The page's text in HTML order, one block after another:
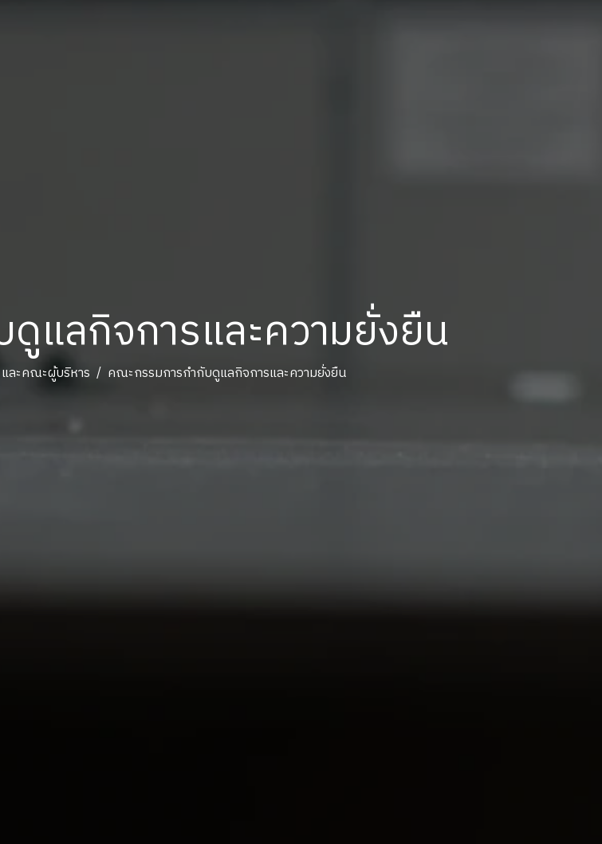
แลกิจการและความยั่งยืน
ละคณะผู้บริหาร คณะกรรมการกำกับดูแลกิจการและความยั่งยืน